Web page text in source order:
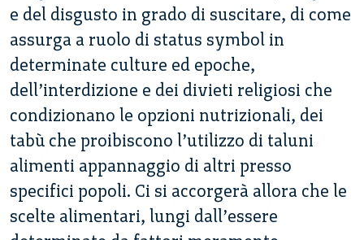
e del disgusto in grado di suscitare, di come
assurga a ruolo di status symbol in
determinate culture ed epoche,
dell’interdizione e dei divieti religiosi che
condizionano le opzioni nutrizionali, dei
tabù che proibiscono l’utilizzo di taluni
alimenti appannaggio di altri presso
specifici popoli. Ci si accorgerà allora che le
scelte alimentari, lungi dall’essere